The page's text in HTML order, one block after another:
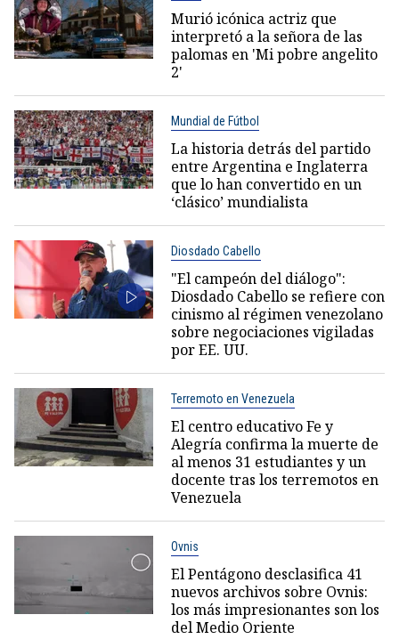
Murió icónica actriz que
interpretó a la señora de las
palomas en 'Mi pobre angelito
2'
Mundial de Fútbol
La historia detrás del partido
entre Argentina e Inglaterra
que lo han convertido en un
‘clásico’ mundialista
Diosdado Cabello
"El campeón del diálogo":
Diosdado Cabello se refiere con
cinismo al régimen venezolano
sobre negociaciones vigiladas
por EE. UU.
Terremoto en Venezuela
El centro educativo Fe y
Alegría confirma la muerte de
al menos 31 estudiantes y un
docente tras los terremotos en
Venezuela
Ovnis
El Pentágono desclasifica 41
nuevos archivos sobre Ovnis:
los más impresionantes son los
del Medio Oriente